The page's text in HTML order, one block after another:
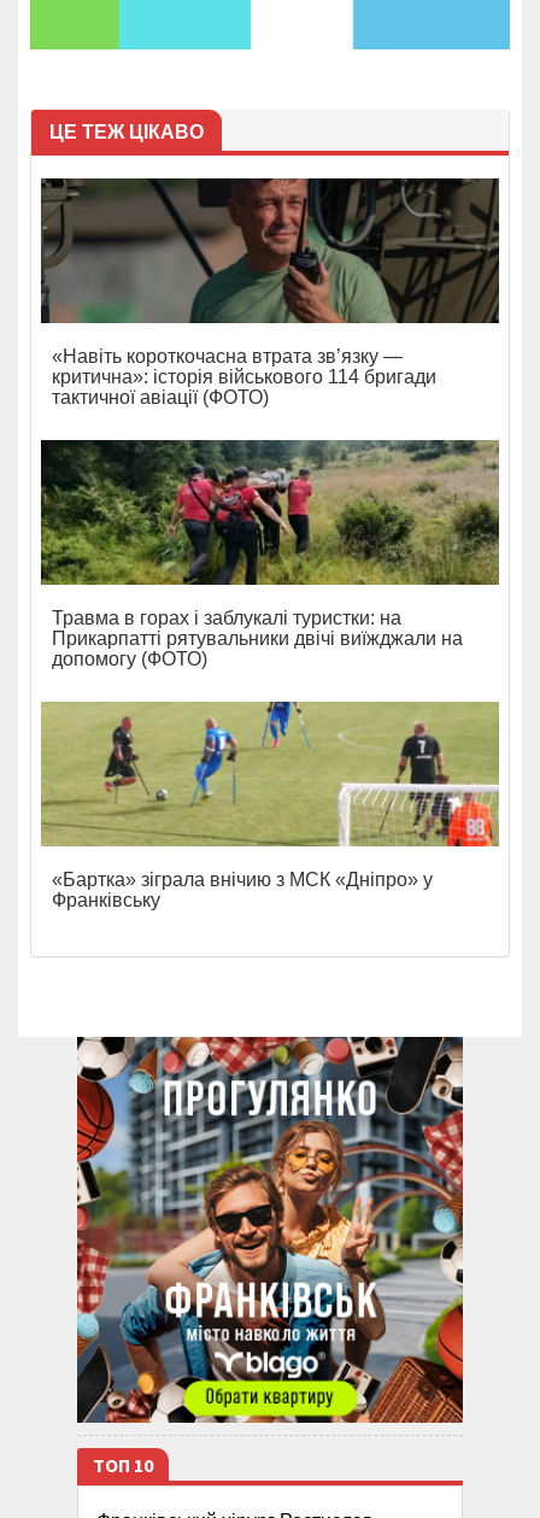
ЦЕ ТЕЖ ЦІКАВО
«Навіть короткочасна втрата зв’язку —
критична»: історія військового 114 бригади
тактичної авіації (ФОТО)
Травма в горах і заблукалі туристки: на
Прикарпатті рятувальники двічі виїжджали на
допомогу (ФОТО)
«Бартка» зіграла внічию з МСК «Дніпро» у
Франківську
ТОП 10